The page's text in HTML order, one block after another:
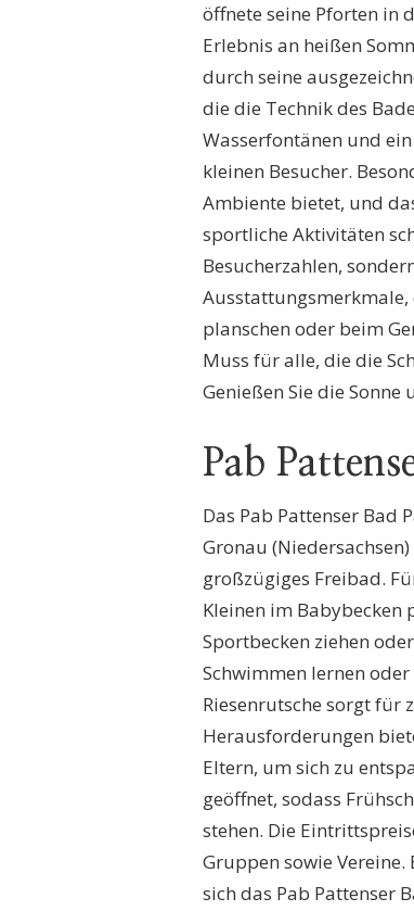
öffnete seine Pforten in
Erlebnis an heißen
durch seine
die die Technik des
Wasserfontänen und
kleinen Besucher.
Ambiente bietet, und
sportliche Aktivitäten
Besucherzahlen,
planschen oder beim
Muss für alle, die die
Genießen Sie die
Pab
Das Pab Pattenser Bad
Gronau
großzügiges Freibad.
Kleinen im Babybecken
Sportbecken ziehen
Schwimmen lernen
Riesenrutsche sorgt für
Herausforderungen
Eltern, um sich zu
geöffnet, sodass
stehen. Die
Gruppen sowie
sich das Pab Pattenser